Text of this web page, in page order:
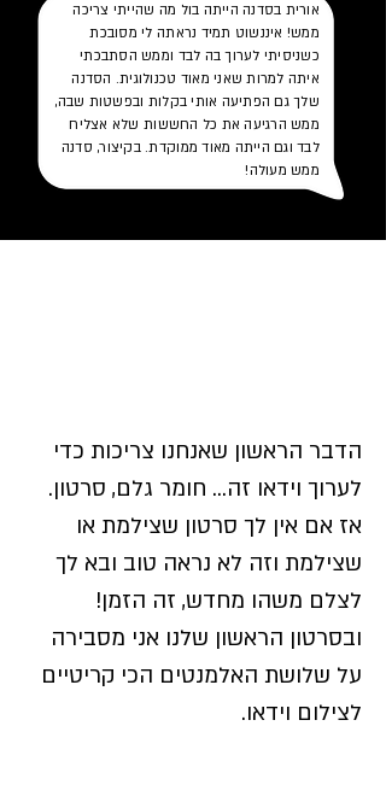
אורית בסדנה הייתה בול מה שהייתי צריכה
ממש! איננשוט תמיד נראתה לי מסובכת
כשניסיתי לערוך בה לבד וממש הסתבכתי
איתה למרות שאני מאוד טכנולוגית. הסדנה
שלך גם הפתיעה אותי בקלות ובפשטות שבה,
ממש הרגיעה את כל החששות שלא אצליח
לבד וגם הייתה מאוד ממוקדת. בקיצור, סדנה
ממש מעולה!
הדבר הראשון שאנחנו צריכות כדי
לערוך וידאו זה... חומר גלם, סרטון.
אז אם אין לך סרטון שצילמת או
שצילמת וזה לא נראה טוב ובא לך
לצלם משהו מחדש, זה הזמן!
ובסרטון הראשון שלנו אני מסבירה
על שלושת האלמנטים הכי קריטיים
לצילום וידאו.